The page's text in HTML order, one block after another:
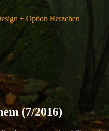
+ Option Herzchen
(7/2016)